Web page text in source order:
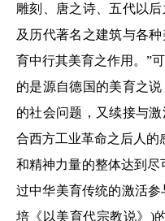
雕刻、唐之诗、五代以
及历代著名之建筑与各
育中行其美育之作用。”
的是源自德国的美育之
的社会问题，又续接与
合西方工业革命之后人的
和精神力量的整体达到尽
过中华美育传统的激活参
培《以美育代宗教说》)